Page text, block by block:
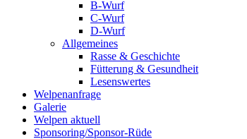
B-Wurf
C-Wurf
D-Wurf
Allgemeines
Rasse & Geschichte
Fütterung & Gesundheit
Lesenswertes
Welpenanfrage
Galerie
Welpen aktuell
Sponsoring/Sponsor-Rüde